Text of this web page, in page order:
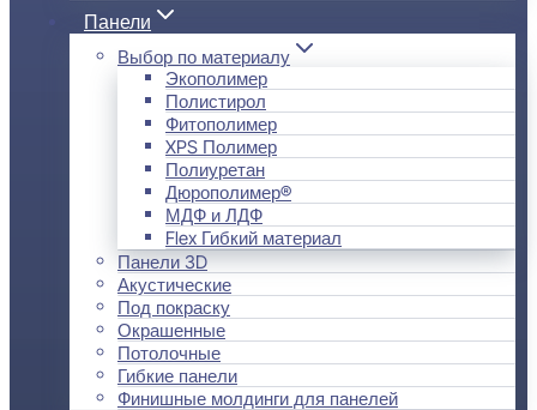
Панели
Выбор по материалу
Экополимер
Полистирол
Фитополимер
XPS Полимер
Полиуретан
Дюрополимер®
МДФ и ЛДФ
Flex Гибкий материал
Панели 3D
Акустические
Под покраску
Окрашенные
Потолочные
Гибкие панели
Финишные молдинги для панелей